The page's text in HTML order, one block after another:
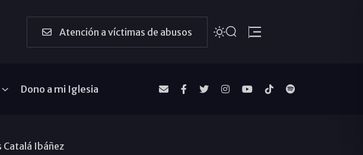
Atención a víctimas de abusos
Dono a mi Iglesia
Catalá Ibáñez